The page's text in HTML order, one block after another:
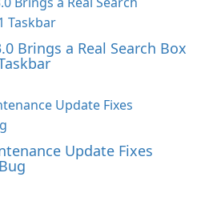
Brings a Real Search Box
Update Fixes